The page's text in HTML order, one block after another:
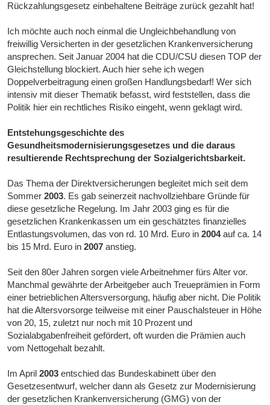
Rückzahlungsgesetz einbehaltene Beiträge zurück gezahlt hat!
Ich möchte auch noch einmal die Ungleichbehandlung von
freiwillig Versicherten in der gesetzlichen Krankenversicherung
ansprechen. Seit Januar 2004 hat die CDU/CSU diesen TOP der
Gleichstellung blockiert. Auch hier sehe ich wegen
Doppelverbeitragung einen großen Handlungsbedarf! Wer sich
intensiv mit dieser Thematik befasst, wird feststellen, dass die
Politik hier ein rechtliches Risiko eingeht, wenn geklagt wird.
Entstehungsgeschichte des
Gesundheitsmodernisierungsgesetzes und die daraus
resultierende Rechtsprechung der Sozialgerichtsbarkeit.
Das Thema der Direktversicherungen begleitet mich seit dem
Sommer2003. Es gab seinerzeit nachvollziehbare Gründe für
diese gesetzliche Regelung. Im Jahr 2003 ging es für die
gesetzlichen Krankenkassen um ein geschätztes finanzielles
Entlastungsvolumen, das von rd. 10 Mrd. Euro in2004auf ca. 14
bis 15 Mrd. Euro in2007 anstieg.
Seit den 80er Jahren sorgen viele Arbeitnehmer fürs Alter vor.
Manchmal gewährte der Arbeitgeber auch Treueprämien in Form
einer betrieblichen Altersversorgung, häufig aber nicht. Die Politik
hat die Altersvorsorge teilweise mit einer Pauschalsteuer in Höhe
von 20, 15, zuletzt nur noch mit 10 Prozent und
Sozialabgabenfreiheit gefördert, oft wurden die Prämien auch
vom Nettogehalt bezahlt.
Im April2003 entschied das Bundeskabinett über den
Gesetzesentwurf, welcher dann als Gesetz zur Modernisierung
der gesetzlichen Krankenversicherung (GMG) von der